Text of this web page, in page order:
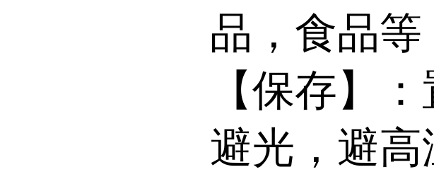
品，食品等
【保存】
避光，避高